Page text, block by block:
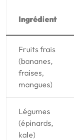
Ingrédient
Fruits frais
(bananes,
fraises,
mangues)
Légumes
(épinards,
kale)